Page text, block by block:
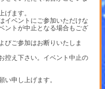
げます。
イベントにご参加いただけな
ントが中止となる場合もござ
びご参加はお断りいたしま
控え下さい。イベント中止の
い申し上げます。